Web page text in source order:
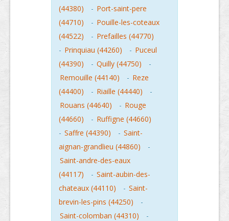
(44380)
- Port-saint-pere
(44710)
- Pouille-les-coteaux
(44522)
- Prefailles (44770)
- Prinquiau (44260) - Puceul
(44390)
- Quilly (44750)
-
Remouille (44140)
- Reze
(44400)
- Riaille (44440)
-
Rouans (44640)
- Rouge
(44660)
- Ruffigne (44660)
- Saffre (44390) - Saint-
aignan-grandlieu (44860)
-
Saint-andre-des-eaux
(44117)
- Saint-aubin-des-
chateaux (44110)
- Saint-
brevin-les-pins (44250)
-
Saint-colomban (44310)
-